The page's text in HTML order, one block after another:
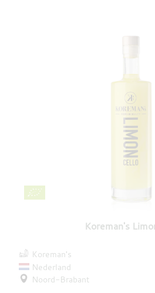
Koreman's
Koreman's
Nederland
Noord-Brabant